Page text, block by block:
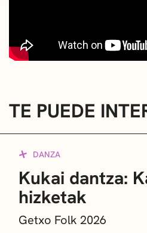
TE PUEDE
DANZA
Kukai dantza:
hizketak
Getxo Folk 2026